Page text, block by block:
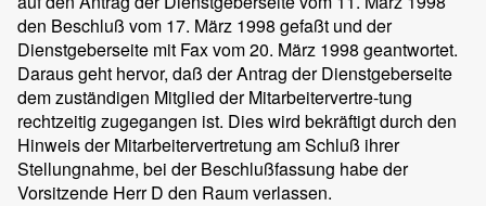
den Beschluß vom 17. März 1998 gefaßt und der
Dienstgeberseite mit Fax vom 20. März 1998 geantwortet.
Daraus geht hervor, daß der Antrag der Dienstgeberseite
dem zuständigen Mitglied der Mitarbeitervertre-tung
rechtzeitig zugegangen ist. Dies wird bekräftigt durch den
Hinweis der Mitarbeitervertretung am Schluß ihrer
Stellungnahme, bei der Beschlußfassung habe der
Vorsitzende Herr D den Raum verlassen.